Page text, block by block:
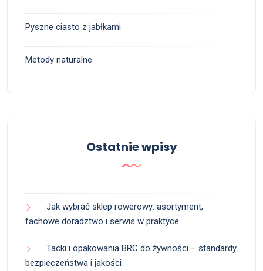
Pyszne ciasto z jabłkami
Metody naturalne
Ostatnie wpisy
Jak wybrać sklep rowerowy: asortyment,
fachowe doradztwo i serwis w praktyce
Tacki i opakowania BRC do żywności – standardy
bezpieczeństwa i jakości